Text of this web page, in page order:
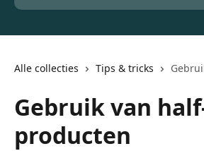
Alle collecties Tips & tricks
Gebruik van
producten